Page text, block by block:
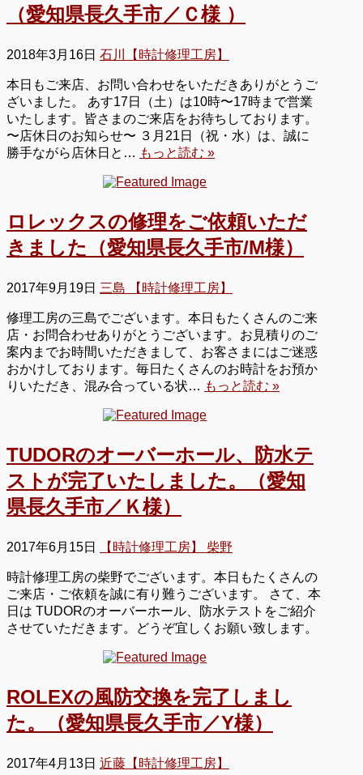
（愛知県長久手市／Ｃ様 ）
2018年3月16日 石川【時計修理工房】
本日もご来店、お問い合わせをいただきありがとうご
ざいました。 あす17日（土）は10時〜17時まで営業
いたします。皆さまのご来店をお待ちしております。
〜店休日のお知らせ〜 ３月21日（祝・水）は、誠に
勝手ながら店休日と… もっと読む »
ロレックスの修理をご依頼いただ
きました（愛知県長久手市/M様）
2017年9月19日 三島 【時計修理工房】
修理工房の三島でございます。本日もたくさんのご来
店・お問合わせありがとうございます。お見積りのご
案内までお時間いただきまして、お客さまにはご迷惑
おかけしております。毎日たくさんのお時計をお預か
りいただき、混み合っている状… もっと読む »
TUDORのオーバーホール、防水テ
ストが完了いたしました。（愛知
県長久手市／Ｋ様）
2017年6月15日 【時計修理工房】 柴野
時計修理工房の柴野でございます。本日もたくさんの
ご来店・ご依頼を誠に有り難うございます。 さて、本
日は TUDORのオーバーホール、防水テストをご紹介
させていただきます。どうぞ宜しくお願い致します。
ROLEXの風防交換を完了しまし
た。（愛知県長久手市／Y様）
2017年4月13日 近藤【時計修理工房】